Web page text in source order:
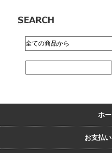
ホ
お支払